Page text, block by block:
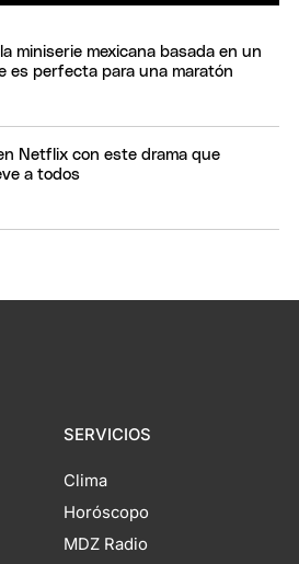
miniserie mexicana basada en un
es perfecta para una maratón
Netflix con este drama que
a todos
SERVICIOS
Clima
Horóscopo
MDZ Radio